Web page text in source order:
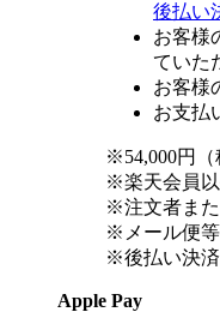
後払い
お客様
ていた
お客様
お支払
※54,000円（
※楽天会員以
※注文者また
※メール便等
※後払い決
Apple Pay